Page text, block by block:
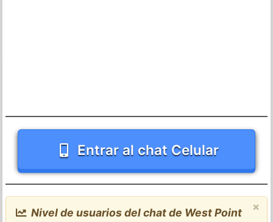
Entrar al chat Celular
×
Nivel de usuarios del chat de West Point